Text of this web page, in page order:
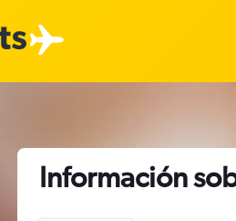
Información